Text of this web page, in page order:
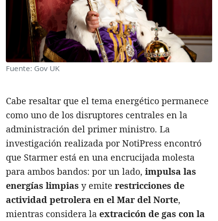
Fuente: Gov UK
Cabe resaltar que el tema energético permanece
como uno de los disruptores centrales en la
administración del primer ministro. La
investigación realizada por NotiPress encontró
que Starmer está en una encrucijada molesta
para ambos bandos: por un lado, impulsa las
energías limpias y emite restricciones de
actividad petrolera en el Mar del Norte,
mientras considera la extracicón de gas con la